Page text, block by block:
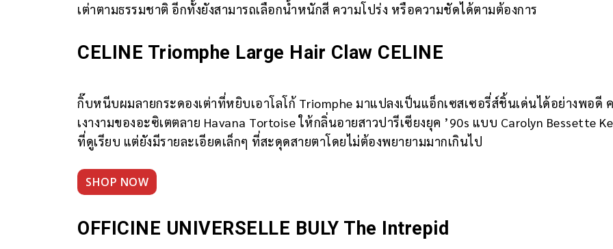
เต่าตามธรรมชาติ อีกทั้งยังสามารถเลือกน้ำหนักสี ความโปร่ง หรือความชัดได้ตามต้องการ
CELINE Triomphe Large Hair Claw CELINE
กิ๊บหนีบผมลายกระดองเต่าที่หยิบเอาโลโก้ Triomphe มาแปลงเป็นแอ็กเซสเซอรี่ส์ชิ้นเด่นได้อย่างพอดี
เงางามของอะซิเตตลาย Havana Tortoise ให้กลิ่นอายสาวปารีเซียงยุค ’90s แบบ Carolyn Bessette
ที่ดูเรียบ แต่ยังมีรายละเอียดเล็กๆ ที่สะดุดสายตาโดยไม่ต้องพยายามมากเกินไป
SHOP NOW
OFFICINE UNIVERSELLE BULY The Intrepid